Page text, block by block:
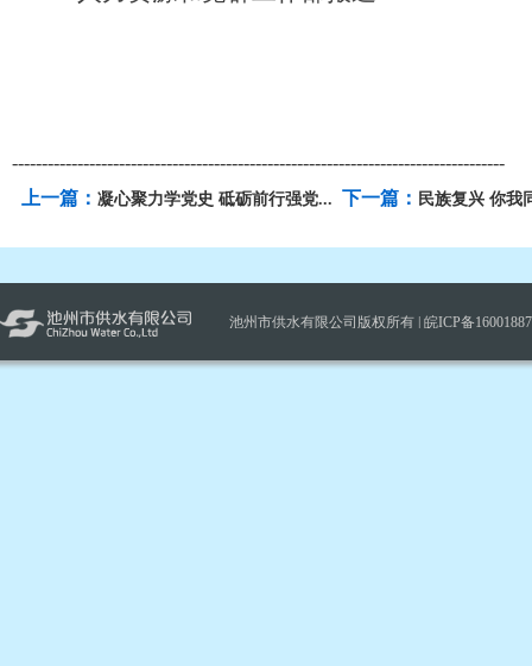
-----------------------------------------------------------------------------------
上一篇： 凝心聚力学党史 砥砺前行强党... 下一篇： 民族复兴 你
池州市供水有限公司版权所有 | 皖ICP备